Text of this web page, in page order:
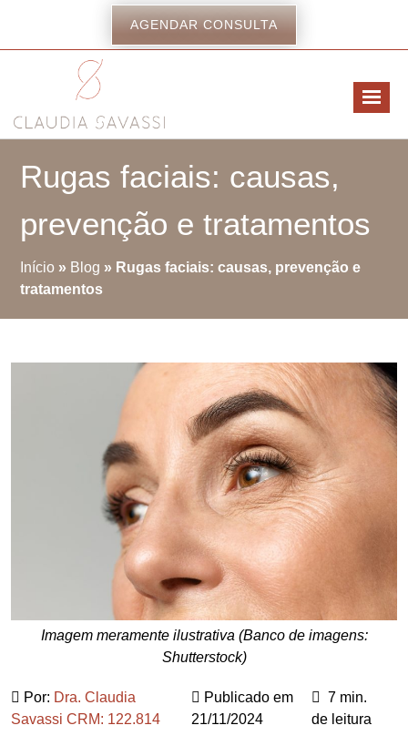
AGENDAR CONSULTA
Rugas faciais: causas,
prevenção e tratamentos
Início » Blog » Rugas faciais: causas, prevenção e
tratamentos
Imagem meramente ilustrativa (Banco de imagens:
Shutterstock)
Por: Dra. Claudia
Savassi CRM: 122.814
Publicado em
21/11/2024
7 min.
de leitura